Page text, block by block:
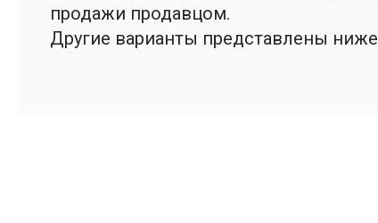
продажи продавцом.
Другие варианты представлены ниже